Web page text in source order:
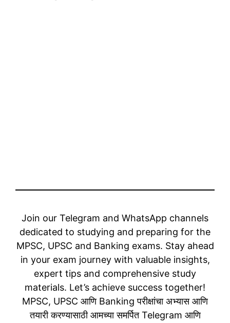
Join our Telegram and WhatsApp channels
dedicated to studying and preparing for the
MPSC, UPSC and Banking exams. Stay ahead
in your exam journey with valuable insights,
expert tips and comprehensive study
materials. Let’s achieve success together!
MPSC, UPSC आणि Banking परीक्षांचा अभ्यास आणि
तयारी करण्यासाठी आमच्या समर्पित Telegram आणि